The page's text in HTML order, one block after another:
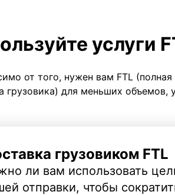
услуги
от того, нужен вам FTL
грузовика) для меньших объемов,
грузовиком FTL
ли вам использовать
отправки, чтобы